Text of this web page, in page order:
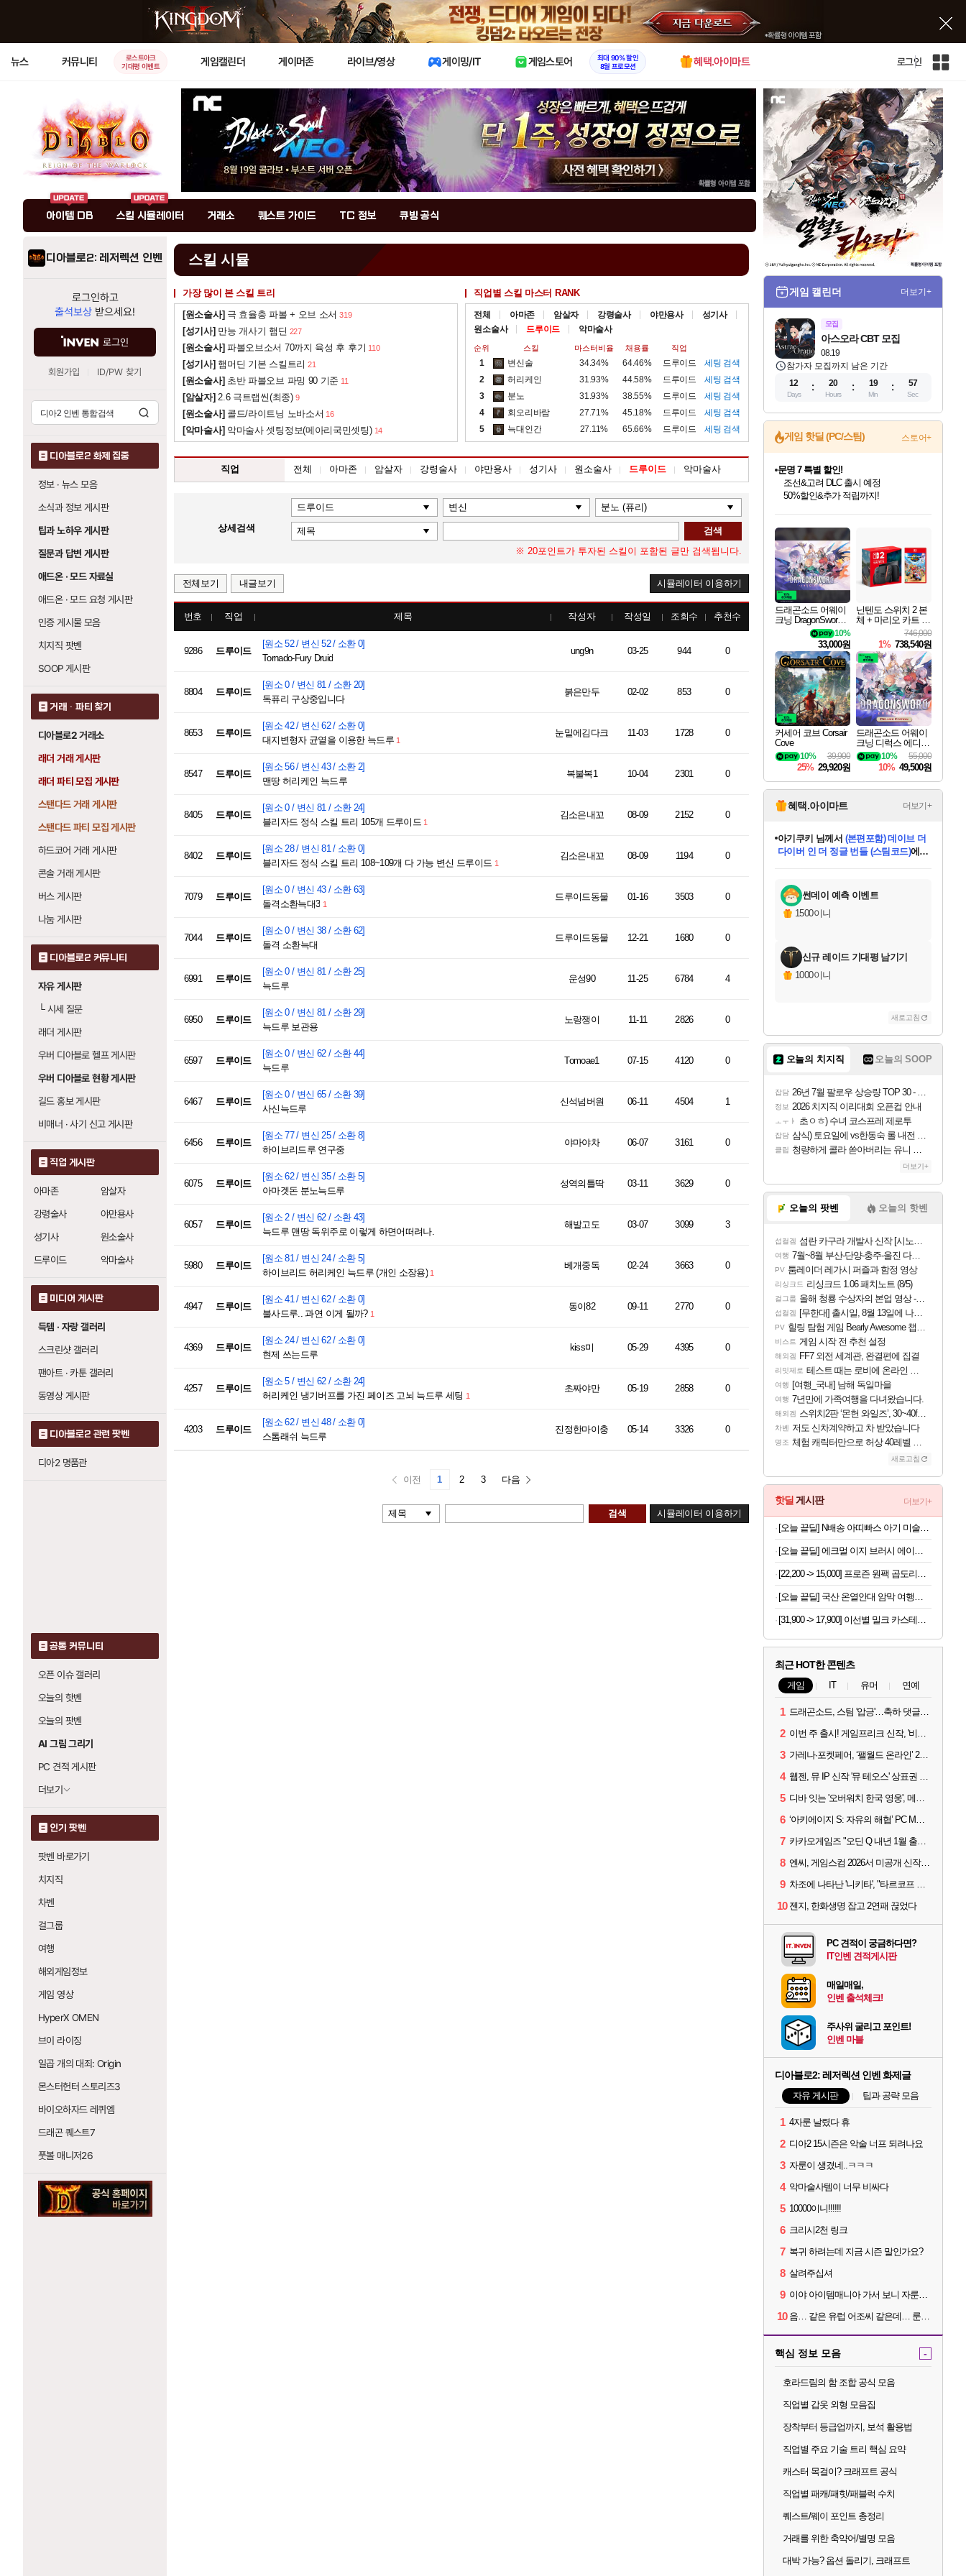
X
뉴스 커뮤니티
로스트아크
기대평 이벤트
게임캘린더 게이머존 라이브/영상 게이밍/IT 게임스토어
최대 90% 할인
8월 프로모션
혜택.아이마트 로그인
인
전
체
사
이
트
아이템 DB 스킬 시뮬레이터 거래소 퀘스트 가이드 TC 정보 큐빙 공식
디아블로2: 레저렉션 인벤
로그인하고
출석보상 받으세요!
로그인
회원가입 ID/PW 찾기
디아블로2 화제 집중
정보 · 뉴스 모음
소식과 정보 게시판
팁과 노하우 게시판
질문과 답변 게시판
애드온 · 모드 자료실
애드온 · 모드 요청 게시판
인증 게시물 모음
치지직 팟벤
SOOP 게시판
거래 · 파티 찾기
디아블로2 거래소
래더 거래 게시판
래더 파티 모집 게시판
스탠다드 거래 게시판
스탠다드 파티 모집 게시판
하드코어 거래 게시판
콘솔 거래 게시판
버스 게시판
나눔 게시판
디아블로2 커뮤니티
자유 게시판
└시세 질문
래더 게시판
우버 디아블로 헬프 게시판
우버 디아블로 현황 게시판
길드 홍보 게시판
비매너 · 사기 신고 게시판
직업 게시판
아마존
암살자
강령술사
야만용사
성기사
원소술사
드루이드
악마술사
미디어 게시판
득템 · 자랑 갤러리
스크린샷 갤러리
팬아트 · 카툰 갤러리
동영상 게시판
디아블로2 관련 팟벤
디아2 명품관
공통 커뮤니티
오픈 이슈 갤러리
오늘의 핫벤
오늘의 팟벤
AI 그림 그리기
PC 견적 게시판
더보기
인기 팟벤
팟벤 바로가기
치지직
차벤
걸그룹
여행
해외게임정보
게임 영상
HyperX OMEN
브이 라이징
일곱 개의 대죄: Origin
몬스터헌터 스토리즈3
바이오하자드 레퀴엠
드래곤 퀘스트7
풋볼 매니저26
스킬 시뮬
가장 많이 본 스킬 트리
[원소술사] 극 효율충 파볼 + 오브 소서 319
[성기사] 만능 개사기 햄딘 227
[원소술사] 파볼오브소서 70까지 육성 후 후기 110
[성기사] 햄머딘 기본 스킬트리 21
[원소술사] 초반 파볼오브 파밍 90 기준 11
[암살자] 2.6 극트랩씬(최종) 9
[원소술사] 콜드/라이트닝 노바소서 16
[악마술사] 악마술사 셋팅정보(메아리국민셋팅) 14
직업별 스킬 마스터 RANK
전체 아마존 암살자 강령술사 야만용사
성기사
원소술사
드루이드 악마술사
순위 스킬 마스터비율 채용률 직업
1 변신술 34.34% 64.46% 드루이드 세팅 검색
2
허리케인 31.93% 44.58% 드루이드 세팅 검색
3
분노 31.93% 38.55% 드루이드 세팅 검색
4
회오리바람 27.71% 45.18% 드루이드 세팅 검색
5
늑대인간 27.11% 65.66% 드루이드 세팅 검색
직업 전체 아마존 암살자 강령술사 야만용사 성기사 원소술사 드루이드 악마술사
상세검색
검색
※ 20포인트가 투자된 스킬이 포함된 글만 검색됩니다.
전체보기 내글보기 시뮬레이터 이용하기
번호 직업 제목 작성자 작성일 조회수 추천수
9286 드루이드
[원소 52 / 변신 52 / 소환 0]
Tornado-Fury Druid
ung9n 03-25 944 0
8804 드루이드
[원소 0 / 변신 81 / 소환 20]
독퓨리 구상중입니다
붉은만두 02-02 853 0
8653 드루이드
[원소 42 / 변신 62 / 소환 0]
대지변형자 균열을 이용한 늑드루 1
눈밑에김다크 11-03 1728 0
8547 드루이드
[원소 56 / 변신 43 / 소환 2]
맨땅 허리케인 늑드루
복불복1 10-04 2301 0
8405 드루이드
[원소 0 / 변신 81 / 소환 24]
블리자드 정식 스킬 트리 105개 드루이드 1
김소은내꼬 08-09 2152 0
8402 드루이드
[원소 28 / 변신 81 / 소환 0]
블리자드 정식 스킬 트리 108~109개 다 가능 변신 드루이드 1
김소은내꼬 08-09 1194 0
7079 드루이드
[원소 0 / 변신 43 / 소환 63]
돌격소환늑대3 1
드루이드동물 01-16 3503 0
7044 드루이드
[원소 0 / 변신 38 / 소환 62]
돌격 소환늑대
드루이드동물 12-21 1680 0
6991 드루이드
[원소 0 / 변신 81 / 소환 25]
늑드루
운성90 11-25 6784 4
6950 드루이드
[원소 0 / 변신 81 / 소환 29]
늑드루 보관용
노랑쟁이 11-11 2826 0
6597 드루이드
[원소 0 / 변신 62 / 소환 44]
늑드루
Tomoae1 07-15 4120 0
6467 드루이드
[원소 0 / 변신 65 / 소환 39]
사신늑드루
신석넘버원 06-11 4504 1
6456 드루이드
[원소 77 / 변신 25 / 소환 8]
하이브리드루 연구중
야마야차 06-07 3161 0
6075 드루이드
[원소 62 / 변신 35 / 소환 5]
아마겟돈 분노늑드루
성역의틀딱 03-11 3629 0
6057 드루이드
[원소 2 / 변신 62 / 소환 43]
늑드루 맨땅 독위주로 이렇게 하면어떠려나.
해발고도 03-07 3099 3
5980 드루이드
[원소 81 / 변신 24 / 소환 5]
하이브리드 허리케인 늑드루 (개인 소장용) 1
베개중독 02-24 3663 0
4947 드루이드
[원소 41 / 변신 62 / 소환 0]
불사드루.. 과연 이게 될까? 1
동이82 09-11 2770 0
4369 드루이드
[원소 24 / 변신 62 / 소환 0]
현제 쓰는드루
kiss미 05-29 4395 0
4257 드루이드
[원소 5 / 변신 62 / 소환 24]
허리케인 냉기버프를 가진 페이즈 고뇌 늑드루 세팅 1
초짜야만 05-19 2858 0
4203 드루이드
[원소 62 / 변신 48 / 소환 0]
스톰래쉬 늑드루
진정한마이충 05-14 3326 0
이전 1 2 3 다음
검색 시뮬레이터 이용하기
게임 캘린더 더보기+
모집
08.19
아스오라 CBT 모집
참가자 모집까지 남은 기간
12
Days
20
Hours
19
Min
55
Sec
게임 핫딜 (PC/스팀) 스토어+
최대 90% 할인가를 만나보세요!
네이버혜택과 함께 만나보세요!
문명 7 특별 할인!
조선&고려 DLC 출시 예정
50%할인&추가 적립까지!
귀무자: 검의 길 예약 판매 중!
10% 할인과
이니&베니 혜택까지!
네이버 혜택가와 함께 예약하세요!
할인&네이버혜택으로 만나보세요!
네이버페이 혜택과 만나보세요!
40주년 프로모션으로 만나보세요!
네이버 포인트 혜택까지!
할인가에 만나보세요!
일부 에디션 상시 할인!
혜택으로 예약 판매 중
편안하게 충전하세요
드래곤소드 어웨이
크닝 DragonSword A
10%
33,000원
닌텐도 스위치 2 본
체 + 마리오 카트 월
746,000
1% 738,540원
커세어 코브 Corsair
Cove
39,900
10%
25% 29,920원
드래곤소드 어웨이
크닝 디럭스 에디션
DragonSword Awake
ning Deluxe Edition
55,000
10%
10% 49,500원
혜택.아이마트 더보기+
당첨되셨습니다.
당첨되셨습니다.
eksxo님께서 디스코 엘리시움 최종판
(스팀코드) 에 당첨되셨습니다.
당첨되셨습니다.
당첨되셨습니다.
에디션 (스팀코드)를 교환.
당첨되셨습니다.
당첨되셨습니다.
당첨되셨습니다.
당첨되셨습니다.
썬데이 예측 이벤트
1500이니
신규 레이드 기대평 남기기
1000이니
새로고침
오늘의 치지직 오늘의 SOOP
잡담 26년 7월 팔로우 상승량 TOP 30 - 월간 치지직
정보 2026 치지직 이리대회 오픈컵 안내
ㅗㅜㅑ 초ㅇㅎ) 수녀 코스프레 제로투
잡담 삼식) 토요일에 vs한동숙 롤 내전 예정
클립 청량하게 콜라 쏟아버리는 유니 ㅋㅋㅋ
더보기+
오늘의 팟벤 오늘의 핫벤
섭컬겜 섬란 카구라 개발사 신작 [시노비 넥서스] 연내 출시 예정
여행 7월~8월 부산-단양-충주-울진 다녀왔어요~
PV 툼레이더 레가시 퍼즐과 함정 영상
리싱크드 리싱크드 1.06 패치노트 (8/5)
걸그룹 올해 청룡 수상자의 본업 영상 - 스테이씨 윤
섭컬겜 [무한대] 출시일, 8월 13일에 나오나
PV 힐링 탐험 게임 Bearly Awesome 챕터 1 트레일러
비스트 게임 시작 전 추천 설정
해외겜 FF7 외전 세계관, 완결편에 집결
리밋제로 테스트 때는 로비에 온라인 기능이 있는데
여행 [여행_국내] 남해 독일마을
여행 7년만에 가족여행을 다녀왔습니다.
해외겜 스위치2판 ‘몬헌 와일즈’, 30~40fps 목표 추정
차벤 저도 신차계약하고 차 받았습니다
명조 체험 캐릭터만으로 허상 40레벨 하이와티아 5분 컷!｜에이메스·린네·모니에 명함
새로고침
핫딜 게시판 더보기+
[31,900 -> 17,900] 이선별 밀크 카스테라 개별포장 28개
최근 HOT한 콘텐츠
게임 IT 유머 연예
1 드래곤소드, 스팀 '압긍'…축하 댓글 달고 게임 코드 받자!
2 이번 주 출시! 게임프리크 신작, '비스트 오브 리인카네이션'
3 가레나·포켓페어, ‘팰월드 온라인’ 2026년 출시 예고
4 웹젠, 뮤 IP 신작 '뮤 테오스' 상표권 출원
5 디바 잇는 '오버워치 한국 영웅', 메카 파일럿 디몬 나온다
6 ‘아키에이지 S: 자유의 해협’ PC MMORPG로 개발한다
7 카카오게임즈 "오딘 Q 내년 1월 출시, 연기는 없다"
8 엔씨, 게임스컴 2026서 미공개 신작 최초 공개
9 차조에 나타난 '니키타', "타르코프 PvE 프레스티지 연내 출시 목표"
10 젠지, 한화생명 잡고 2연패 끊었다
PC 견적이 궁금하다면?
IT인벤 견적게시판
매일매일,
인벤 출석체크!
주사위 굴리고 포인트!
인벤 마블
디아블로2: 레저렉션 인벤 화제글
자유 게시판 팁과 공략 모음
1 4자룬 날렸다 휴
2 디아2 15시즌은 악술 너프 되려나요
3 자룬이 생겼네..ㅋㅋㅋ
4 악마술사템이 너무 비싸다
5 10000이니!!!!!!
6 크리시2천 링크
7 복귀 하려는데 지금 시즌 말인가요?
8 살려주십셔
9 이야 아이템매니아 가서 보니 자룬이 뭐 3~4000원 하네요?
10 음… 같은 유럽 어조씨 같은데… 룬을 이상하게 파는데 리뷰가 다 5별이네요?
핵심 정보 모음 -
호라드림의 함 조합 공식 모음
직업별 갑옷 외형 모음집
장착부터 등급업까지, 보석 활용법
직업별 주요 기술 트리 핵심 요약
캐스터 목걸이? 크래프트 공식
직업별 패캐/패힛/패블럭 수치
퀘스트/웨이 포인트 총정리
거래를 위한 축약어/별명 모음
대박 가능? 옵션 돌리기, 크래프트